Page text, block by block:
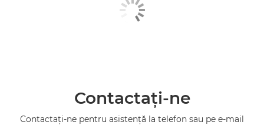
Contactaţi-ne
Contactaţi-ne pentru asistenţă la telefon sau pe e-mail